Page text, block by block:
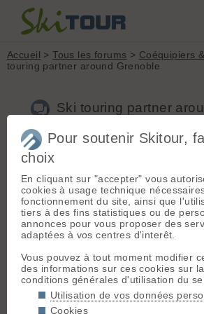
Accueil >Tous les forums > Coéquipiers
touring partner around Grenoble
Ski touring partner
Nouveau sujet
katharina.schreiner
posts] - Le 06/
Hello, I'm Katharina, 24 years old, and I
my PhD in Grenoble. I have been here
than two years now, but will spend the
spring 2025 in and around Grenoble,
people to go skitouring with! I would be
single/half day trips during the week
longer tours on the weekend, also
and would be open also for trips to the
Savoie! :)
Pour soutenir Skitour,
choix
En cliquant sur "accepter" vous
cookies à usage technique
fonctionnement du site, ainsi que
tiers à des fins statistiques ou de
annonces pour vous proposer des
adaptées à vos centres d'interêt.
Vous pouvez à tout moment modifier
des informations sur ces cookies sur
conditions générales d'utilisation du
Utilisation de vos données
Cookies